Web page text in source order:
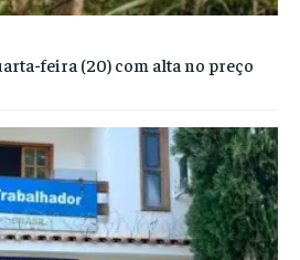
feira (20) com alta no preço